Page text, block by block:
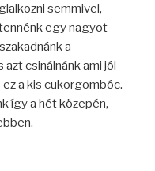
semmivel,
egy nagyot
a
csinálnánk ami jól
a kis cukorgombóc.
így a hét közepén,